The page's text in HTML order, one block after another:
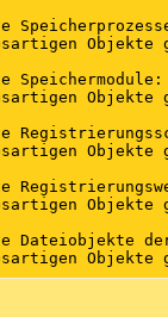
Objekte
Objekte
Objekte
Objekte
Dateiobjekte
Objekte